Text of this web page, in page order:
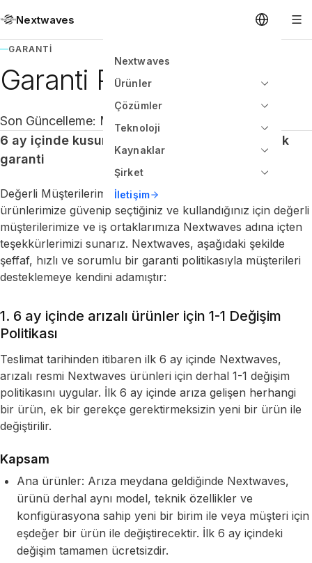
Nextwaves
Nextwaves
Ürünler
Çözümler
Teknoloji
Kaynaklar
Şirket
İletişim
GARANTI
Garanti Politikası
Son Güncelleme: Mayıs 2026
6 ay içinde kusurlar için 1-1 değişim ve 12 aylık
garanti
Değerli Müşterilerimiz ve İş Ortaklarımız, resmi
ürünlerimize güvenip seçtiğiniz ve kullandığınız için değerli
müşterilerimize ve iş ortaklarımıza Nextwaves adına içten
teşekkürlerimizi sunarız. Nextwaves, aşağıdaki şekilde
şeffaf, hızlı ve sorumlu bir garanti politikasıyla müşterileri
desteklemeye kendini adamıştır:
1. 6 ay içinde arızalı ürünler için 1-1 Değişim
Politikası
Teslimat tarihinden itibaren ilk 6 ay içinde Nextwaves,
arızalı resmi Nextwaves ürünleri için derhal 1-1 değişim
politikasını uygular. İlk 6 ay içinde arıza gelişen herhangi
bir ürün, ek bir gerekçe gerektirmeksizin yeni bir ürün ile
değiştirilir.
Kapsam
Ana ürünler: Arıza meydana geldiğinde Nextwaves,
ürünü derhal aynı model, teknik özellikler ve
konfigürasyona sahip yeni bir birim ile veya müşteri için
eşdeğer bir ürün ile değiştirecektir. İlk 6 ay içindeki
değişim tamamen ücretsizdir.